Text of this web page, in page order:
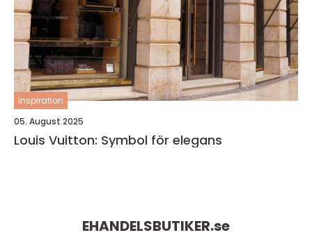
inspiration
05. August 2025
Louis Vuitton: Symbol för elegans
EHANDELSBUTIKER.se